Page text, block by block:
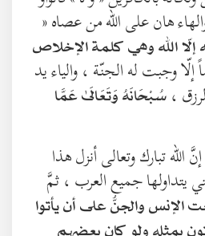
هان على الله من عصاه «
إلّا الله وهي كلمة الإخلاص
وجبت له الجنّة ، والياء يد
،سُبْحَانَهُ وَتَعَالَىٰ عَمَّا
تبارك وتعالى أنزل هذا
يتداولها جميع العرب ، ثمَّ
الإنس والجنُّ على أن يأتوا
بمثله ولو كان بعضهم